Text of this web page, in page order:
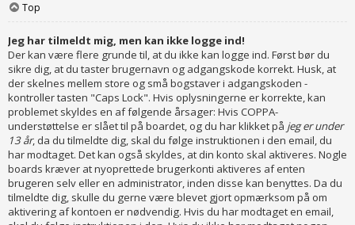
Top
Jeg har tilmeldt mig, men kan ikke logge ind!
Der kan være flere grunde til, at du ikke kan logge ind. Først bør du
sikre dig, at du taster brugernavn og adgangskode korrekt. Husk, at
der skelnes mellem store og små bogstaver i adgangskoden -
kontroller tasten "Caps Lock". Hvis oplysningerne er korrekte, kan
problemet skyldes en af følgende årsager: Hvis COPPA-
understøttelse er slået til på boardet, og du har klikket på jeg er under
13 år, da du tilmeldte dig, skal du følge instruktionen i den email, du
har modtaget. Det kan også skyldes, at din konto skal aktiveres. Nogle
boards kræver at nyoprettede brugerkonti aktiveres af enten
brugeren selv eller en administrator, inden disse kan benyttes. Da du
tilmeldte dig, skulle du gerne være blevet gjort opmærksom på om
aktivering af kontoen er nødvendig. Hvis du har modtaget en email,